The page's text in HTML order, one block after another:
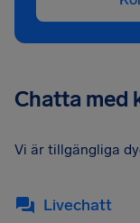
Chatta med
Vi är tillgängliga
Livechatt